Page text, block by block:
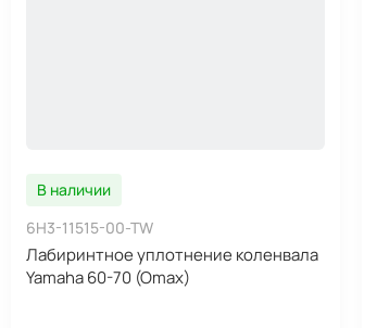
В наличии
6H3-11515-00-TW
Лабиринтное уплотнение коленвала
Yamaha 60-70 (Omax)